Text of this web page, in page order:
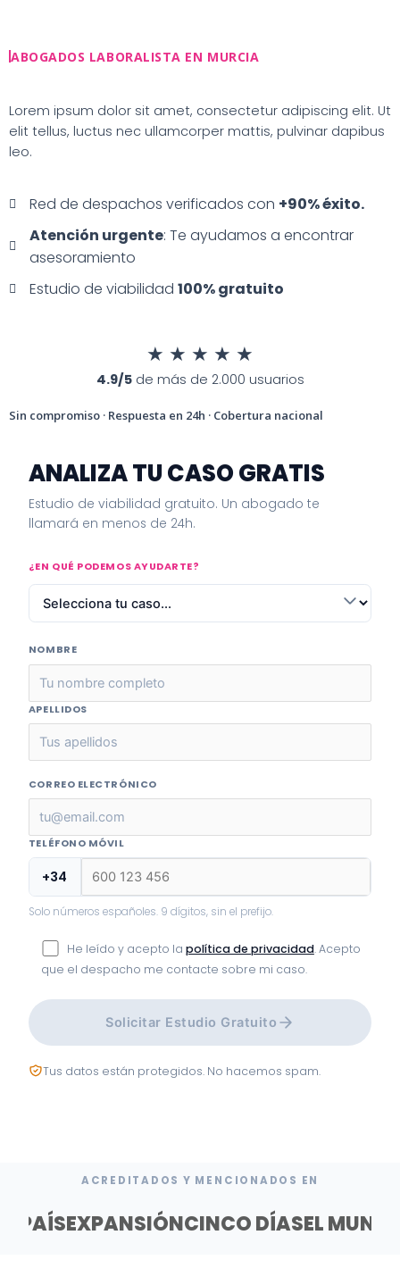
contenido
ABOGADOS LABORALISTA EN MURCIA
Lorem ipsum dolor sit amet, consectetur adipiscing elit. Ut
elit tellus, luctus nec ullamcorper mattis, pulvinar dapibus
leo.
Red de despachos verificados con +90% éxito.
Atención urgente: Te ayudamos a encontrar
asesoramiento
Estudio de viabilidad 100% gratuito
★ ★ ★ ★ ★
4.9/5de más de 2.000 usuarios
Sin compromiso · Respuesta en 24h · Cobertura nacional
ANALIZA TU CASO GRATIS
Estudio de viabilidad gratuito. Un abogado te
llamará en menos de 24h.
¿EN QUÉ PODEMOS AYUDARTE?
NOMBRE
APELLIDOS
CORREO ELECTRÓNICO
TELÉFONO MÓVIL
+34
Solo números españoles. 9 dígitos, sin el prefijo.
He leído y acepto la política de privacidad. Acepto
que el despacho me contacte sobre mi caso.
Solicitar Estudio Gratuito
Tus datos están protegidos. No hacemos spam.
ACREDITADOS Y MENCIONADOS EN
PAÍSEXPANSIÓNCINCO DÍASEL